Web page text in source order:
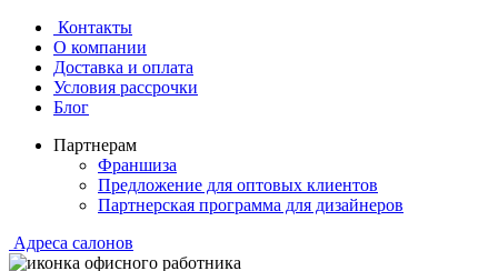
Контакты
О компании
Доставка и оплата
Условия рассрочки
Блог
Партнерам
Франшиза
Предложение для оптовых клиентов
Партнерская программа для дизайнеров
Адреса салонов